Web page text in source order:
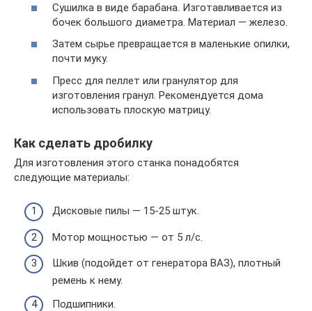
Сушилка в виде барабана. Изготавливается из
бочек большого диаметра. Материал — железо.
Затем сырье превращается в маленькие опилки,
почти муку.
Пресс для пеллет или гранулятор для
изготовления гранул. Рекомендуется дома
использовать плоскую матрицу.
Как сделать дробилку
Для изготовления этого станка понадобятся
следующие материалы:
Дисковые пилы — 15-25 штук.
Мотор мощностью — от 5 л/с.
Шкив (подойдет от генератора ВАЗ), плотный
ремень к нему.
Подшипники.